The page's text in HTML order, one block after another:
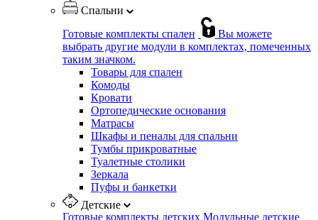
Спальни
Готовые комплекты спален
Вы можете
выбрать другие модули в комплектах, помеченных
таким значком.
Товары для спален
Комоды
Кровати
Ортопедические основания
Матрасы
Шкафы и пеналы для спальни
Тумбы прикроватные
Туалетные столики
Зеркала
Пуфы и банкетки
Детские
Готовые комплекты детских Модульные детские